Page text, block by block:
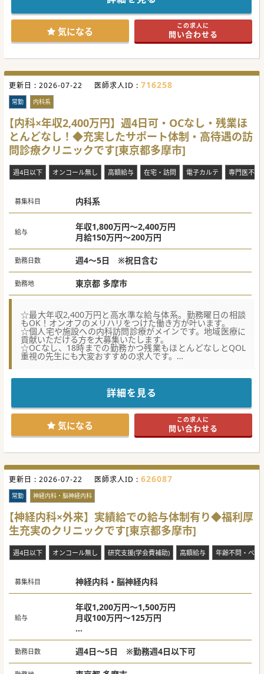
外来診療・訪問診療・健康診断・予防接種を行い、
患者様にとっての良医であることを信条に、心温まる医療を
ご提供されています。
#秋入職可気になる この求人に
問い合わせる
更新日 : 2026-07-22 医師求人ID : 716258
常勤 内科系
【内科×年収2,400万円】週4日可・OCなし・残業ほ
とんどなし！◆充実したサポート体制・高待遇の訪
問診療クリニックです[東京都多摩市]
週4日以下 オンコール無し 高額給与 在宅・訪問 電子カルテ 専門医不問
募集科目 内科系
給与
年収1,800万円～2,400万円
月給150万円～200万円
勤務日数 週4～5日 ※祝日含む
勤務地 東京都 多摩市
☆最大年収2,400万円と高水準な給与体系。勤務曜日の相談
もOK！オンオフのメリハリをつけた働き方が叶います。
☆個人宅や施設への内科訪問診療がメインです。地域医療に
貢献いただける方を大募集いたします。
☆OCなし、18時までの勤務かつ残業もほとんどなしとQOL
重視の先生にも大変おすすめの求人です。
■院長が総合診療を学ぶために総合病院で勉強し、在籍医師
へも共有、マニュアルを作成し働きやすい環境を整えており
■在宅医療に特化し、関東エリアに複数の系列クリニックを
展開され、地域のとって必要不可欠なクリニックとなってい
■法人の患者様の数は現在約3,000名（居宅6割、施設4割）
で右肩上がりに増えております。
【やりがい】
■精神科をはじめ、脳神経外科、放射線科など様々な科目の
医師が多数在籍しているためご研鑽を積むことが可能です。
■マニュアルが具体的に作成されているため、訪問診療が未
経験の先生にも分かりやすい内容となっております。
■地域でとても有名なクリニックのため、患者様が多く様々
な症例をご経験いただくことができます。
【職場環境と雰囲気】
■在籍医師の年齢は40～50代、学閥もなく垣根の低い環境で
すので、いつでもご相談できる安心感のあるクリニックで
す。
■訪問体制は主に事務員となりますが、各クリニックに看護
師が複数名在籍しているため同行が可能です。
ムとICTを活用しながら円滑に診療を行っております。
#秋入職可
詳細を見る
気になる この求人に
問い合わせる
更新日 : 2026-07-22 医師求人ID : 626087
常勤 神経内科・脳神経内科
【神経内科×外来】実績給での給与体制有り◆福利厚
生充実のクリニックです[東京都多摩市]
週4日以下 オンコール無し 研究支援(学会費補助) 高額給与 年齢不問・ベテ
募集科目 神経内科・脳神経内科
給与
年収1,200万円～1,500万円
月収100万円～125万円
※週4日勤務の場合：1,200万円～1300万円
※週5日勤務の場合：1,300万円～1,500万円
（スキルにより応相談）
※歩合：
勤務日数 週4日～5日 ※勤務週4日以下可